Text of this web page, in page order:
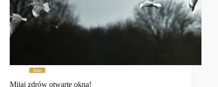
Inne
Mijaj zdrów otwarte okna!